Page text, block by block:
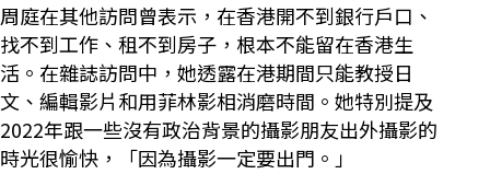
周庭在其他訪問曾表示，在香港開不到銀行戶口、
找不到工作、租不到房子，根本不能留在香港生
活。在雜誌訪問中，她透露在港期間只能教授日
文、編輯影片和用菲林影相消磨時間。她特別提及
2022年跟一些沒有政治背景的攝影朋友出外攝影的
時光很愉快，「因為攝影一定要出門。」